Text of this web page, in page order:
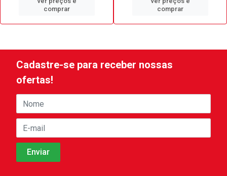
comprar
comprar
Cadastre-se para receber nossas
ofertas!